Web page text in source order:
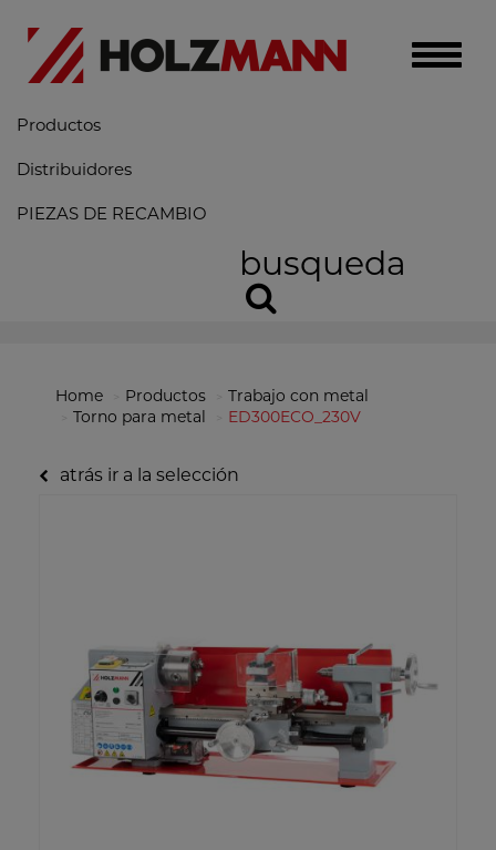
Toggle
Productos
Distribuidores
PIEZAS DE RECAMBIO
busqueda
Home Productos
Trabajo con metal
Torno para metal
ED300ECO_230V
atrás ir a la selección